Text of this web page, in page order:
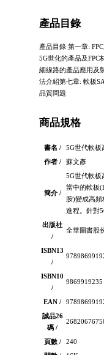
產品目錄
產品目錄 第一章:
5G世化的產品及FPC
細線路的產品應用及
法介紹第七章: 軟板
品質問題
商品規格
書名 /
5G世代軟板
作者 /
蘇文彥
簡介 /
5G世代軟板
當中的軟板
胺)變成高
進程。針對
出版社
/
全華圖書股
ISBN13
/
ISBN10
/
9869919235
EAN /
誠品26
碼 /
頁數 /
240